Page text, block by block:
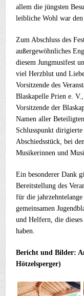
allem die jüngsten
leibliche Wohl war den
Zum Abschluss des
außergewöhnliches
diesem Jungmusifest
viel Herzblut und
Vorsitzende des
Blaskapelle Prien e.
Vorsitzende der
Namen aller
Schlusspunkt dirigierte
Abschiedsstück, bei
Musikerinnen und
Ein besonderer Dank
Bereitstellung des
für die
gemeinsamen
und Helfern, die
haben.
Bericht und Bilder:
Hötzelsperger)